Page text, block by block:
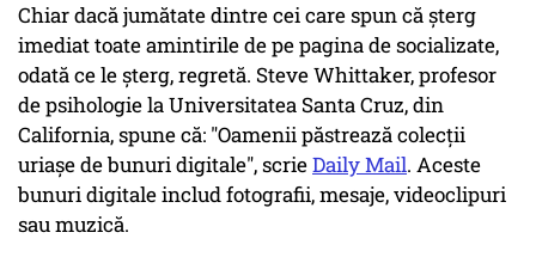
Chiar dacă jumătate dintre cei care spun că șterg
imediat toate amintirile de pe pagina de socializate,
odată ce le șterg, regretă. Steve Whittaker, profesor
de psihologie la Universitatea Santa Cruz, din
California, spune că: "Oamenii păstrează colecții
uriașe de bunuri digitale", scrieDaily Mail. Aceste
bunuri digitale includ fotografii, mesaje, videoclipuri
sau muzică.